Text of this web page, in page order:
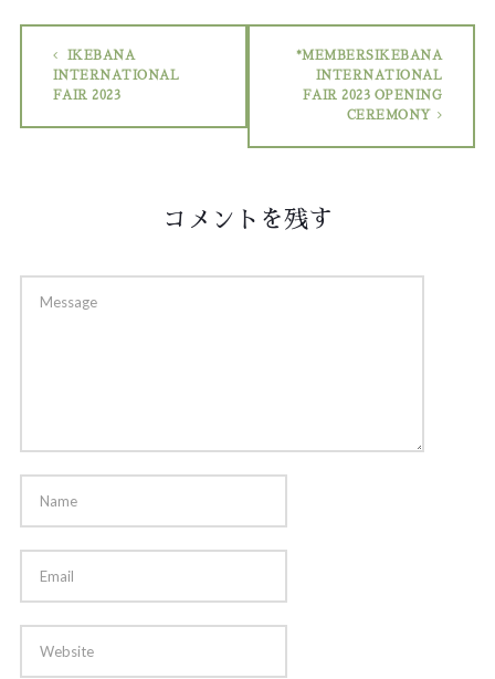
IKEBANA
INTERNATIONAL
FAIR 2023
*MEMBERSIKEBANA
INTERNATIONAL
FAIR 2023 OPENING
CEREMONY
コメントを残す